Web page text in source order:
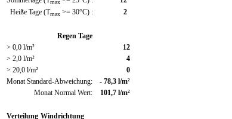
max
Heiße Tage (Tmax >= 30°C) : 2
Regen Tage
> 0,0 l/m²
12
> 2,0 l/m²
4
> 20,0 l/m²
0
Monat Standard-Abweichung:
- 78,3 l/m²
Monat Normal Wert:
101,7 l/m²
Verteilung Windrichtung